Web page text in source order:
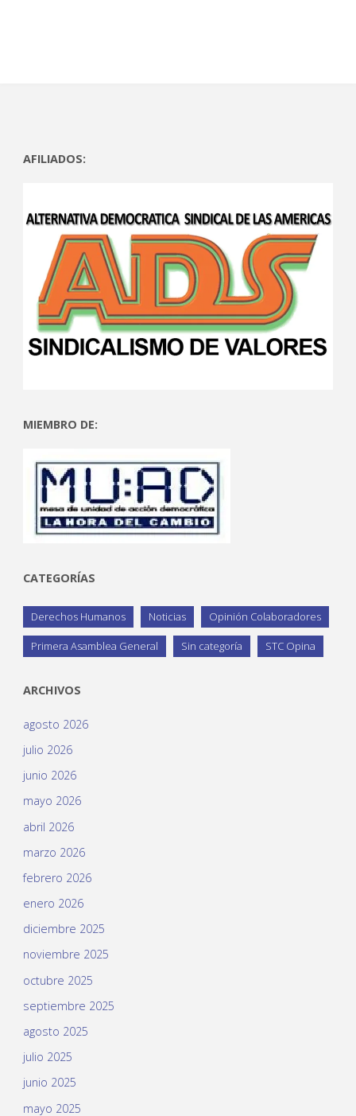
AFILIADOS:
MIEMBRO DE:
CATEGORÍAS
Derechos Humanos Noticias Opinión Colaboradores
Primera Asamblea General Sin categoría STC Opina
ARCHIVOS
agosto 2026
julio 2026
junio 2026
mayo 2026
abril 2026
marzo 2026
febrero 2026
enero 2026
diciembre 2025
noviembre 2025
octubre 2025
septiembre 2025
agosto 2025
julio 2025
junio 2025
mayo 2025